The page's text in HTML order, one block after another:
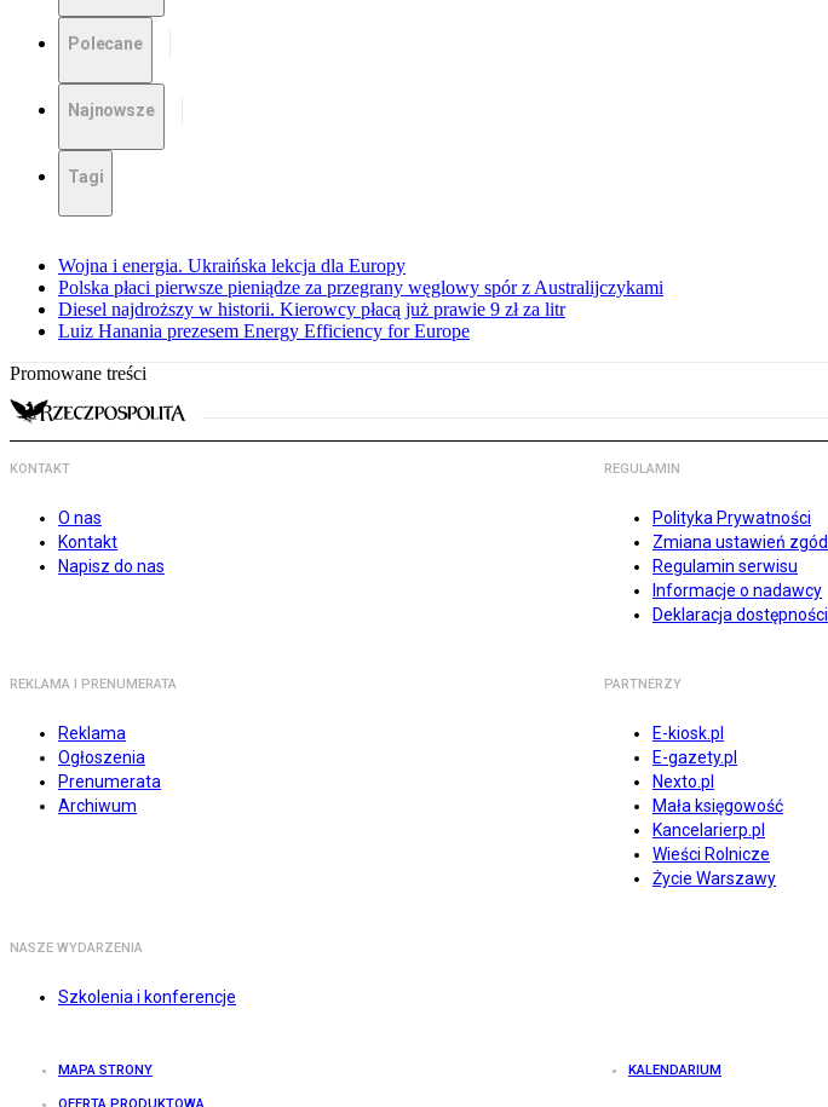
Polecane
Najnowsze
Tagi
Wojna i energia. Ukraińska lekcja dla Europy
Polska płaci pierwsze pieniądze za przegrany węglowy spór z Australijczykami
Diesel najdroższy w historii. Kierowcy płacą już prawie 9 zł za litr
Luiz Hanania prezesem Energy Efficiency for Europe
Promowane treści
KONTAKT
O nas
Kontakt
Napisz do nas
REGULAMIN
Polityka Prywatności
Zmiana ustawień zgód
Regulamin serwisu
Informacje o nadawcy
Deklaracja dostępności
REKLAMA I PRENUMERATA
Reklama
Ogłoszenia
Prenumerata
Archiwum
PARTNERZY
E-kiosk.pl
E-gazety.pl
Nexto.pl
Mała księgowość
Kancelarierp.pl
Wieści Rolnicze
Życie Warszawy
NASZE WYDARZENIA
Szkolenia i konferencje
MAPA STRONY KALENDARIUM